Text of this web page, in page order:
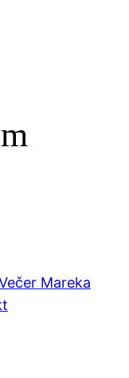
Mareka